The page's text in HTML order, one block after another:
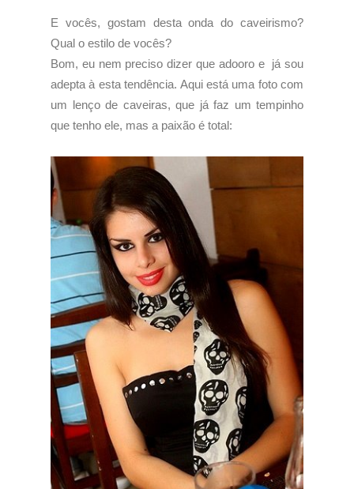
E vocês, gostam desta onda do caveirismo?
Qual o estilo de vocês?
Bom, eu nem preciso dizer que adooro e já sou
adepta à esta tendência. Aqui está uma foto com
um lenço de caveiras, que já faz um tempinho
que tenho ele, mas a paixão é total: